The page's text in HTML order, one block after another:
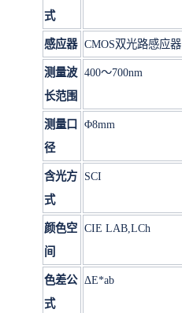
式
感应器 CMOS双光路感应器
测量波
长范围
400～700nm
测量口
径
Φ8mm
含光方
式
SCI
颜色空
间
CIE LAB,LCh
色差公
式
ΔE*ab